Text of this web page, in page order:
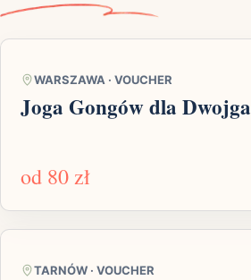
WARSZAWA · VOUCHER
Joga Gongów dla Dwojga
od 80 zł
TARNÓW · VOUCHER